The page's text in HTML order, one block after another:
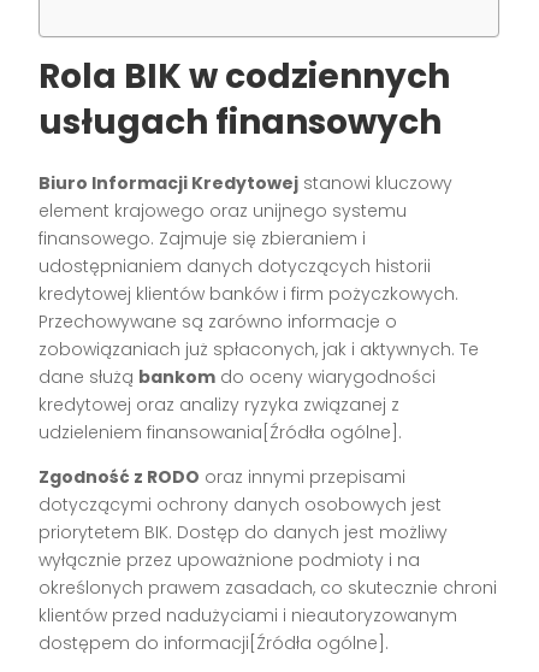
Rola BIK w codziennych
usługach finansowych
Biuro Informacji Kredytowej stanowi kluczowy
element krajowego oraz unijnego systemu
finansowego. Zajmuje się zbieraniem i
udostępnianiem danych dotyczących historii
kredytowej klientów banków i firm pożyczkowych.
Przechowywane są zarówno informacje o
zobowiązaniach już spłaconych, jak i aktywnych. Te
dane służą bankom do oceny wiarygodności
kredytowej oraz analizy ryzyka związanej z
udzieleniem finansowania[Źródła ogólne].
Zgodność z RODO oraz innymi przepisami
dotyczącymi ochrony danych osobowych jest
priorytetem BIK. Dostęp do danych jest możliwy
wyłącznie przez upoważnione podmioty i na
określonych prawem zasadach, co skutecznie chroni
klientów przed nadużyciami i nieautoryzowanym
dostępem do informacji[Źródła ogólne].